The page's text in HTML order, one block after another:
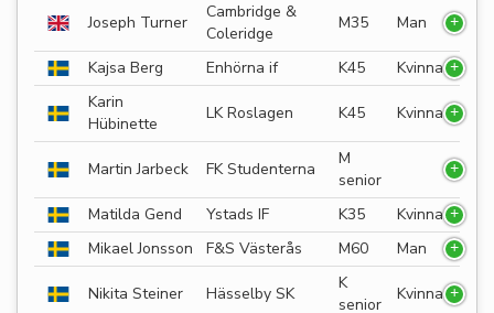
Joseph Turner
Cambridge &
Coleridge
M35 Man
Kajsa Berg Enhörna if K45
Kvinna
Karin
Hübinette
LK Roslagen K45 Kvinna
Martin Jarbeck FK Studenterna
M
senior
Matilda Gend
Ystads IF K35
Kvinna
Mikael Jonsson
F&S Västerås M60 Man
Nikita Steiner Hässelby SK
K
senior
Kvinna